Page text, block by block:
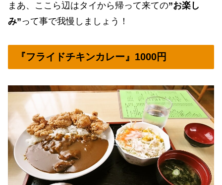
まあ、ここら辺はタイから帰って来ての”お楽し
み”って事で我慢しましょう！
『フライドチキンカレー』1000円